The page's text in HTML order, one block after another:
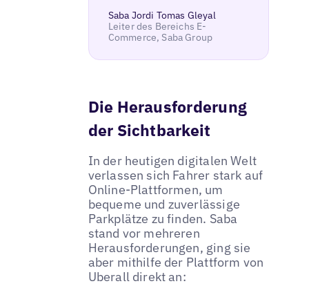
Saba Jordi Tomas Gleyal
Leiter des Bereichs E-
Commerce, Saba Group
Die Herausforderung
der Sichtbarkeit
In der heutigen digitalen Welt
verlassen sich Fahrer stark auf
Online-Plattformen, um
bequeme und zuverlässige
Parkplätze zu finden. Saba
stand vor mehreren
Herausforderungen, ging sie
aber mithilfe der Plattform von
Uberall direkt an: